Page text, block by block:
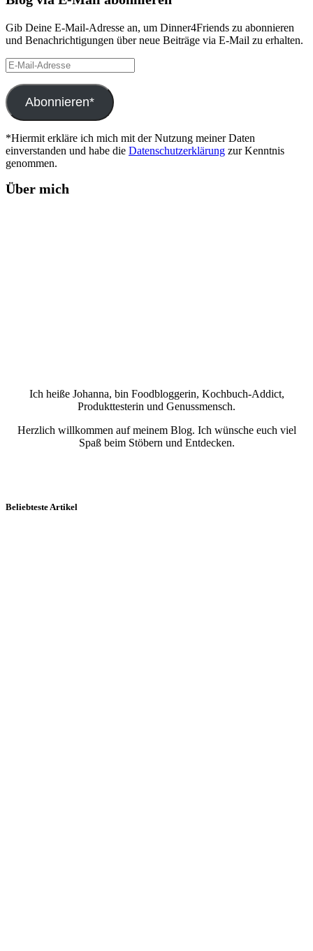
Gib Deine E-Mail-Adresse an, um Dinner4Friends zu abonnieren
und Benachrichtigungen über neue Beiträge via E-Mail zu erhalten.
E-
Mail-
Adresse
Abonnieren*
*Hiermit erkläre ich mich mit der Nutzung meiner Daten
einverstanden und habe die Datenschutzerklärung zur Kenntnis
genommen.
Über mich
Ich heiße Johanna, bin Foodbloggerin, Kochbuch-Addict,
Produkttesterin und Genussmensch.
Herzlich willkommen auf meinem Blog. Ich wünsche euch viel
Spaß beim Stöbern und Entdecken.
Beliebteste Artikel